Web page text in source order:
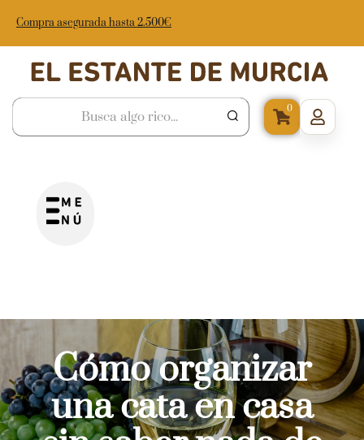
Compra asegurada hasta 2.500€
0
Cómo organizar
una cata en casa